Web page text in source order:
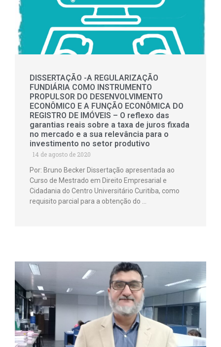
DISSERTAÇÃO -A REGULARIZAÇÃO
FUNDIÁRIA COMO INSTRUMENTO
PROPULSOR DO DESENVOLVIMENTO
ECONÔMICO E A FUNÇÃO ECONÔMICA DO
REGISTRO DE IMÓVEIS – O reflexo das
garantias reais sobre a taxa de juros fixada
no mercado e a sua relevância para o
investimento no setor produtivo
14 de agosto de 2020
Por: Bruno Becker Dissertação apresentada ao
Curso de Mestrado em Direito Empresarial e
Cidadania do Centro Universitário Curitiba, como
requisito parcial para a obtenção do …